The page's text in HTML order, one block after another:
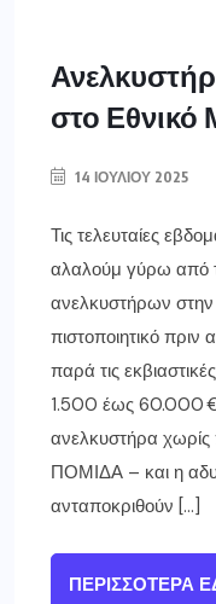
στο
14 ΙΟΥΛΊΟΥ 2025
Τις τελευταίες
αλαλούμ γύρω από
ανελκυστήρων στην
πιστοποιητικό
παρά τις
1.500 έως 60.000 €
ανελκυστήρα χωρίς
ΠΟΜΙΔΑ – και η
ανταποκριθούν […]
ΠΕΡΙΣΣΌΤΕΡΑ